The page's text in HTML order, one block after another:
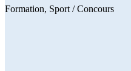
Formation Sport / Concours